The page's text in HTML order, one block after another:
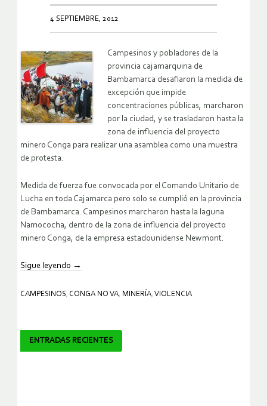
4 SEPTIEMBRE, 2012
Campesinos y pobladores de la
provincia cajamarquina de
Bambamarca desafiaron la medida de
excepción que impide
concentraciones públicas, marcharon
por la ciudad, y se trasladaron hasta la
zona de influencia del proyecto
minero Conga para realizar una asamblea como una muestra
de protesta.
Medida de fuerza fue convocada por el Comando Unitario de
Lucha en toda Cajamarca pero solo se cumplió en la provincia
de Bambamarca. Campesinos marcharon hasta la laguna
Namococha, dentro de la zona de influencia del proyecto
minero Conga, de la empresa estadounidense Newmont.
Sigue leyendo →
CAMPESINOS CONGA NO VA MINERÍA VIOLENCIA
Navegador
ENTRADAS RECIENTES